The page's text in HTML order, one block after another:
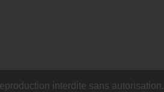
interdite sans autorisation.